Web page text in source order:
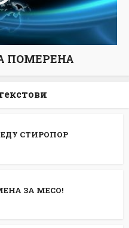
ПОМЕРЕНА
СТИРОПОР
ЗА МЕСО!